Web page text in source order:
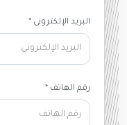
البريد الإلكترونى *
رقم الهاتف *